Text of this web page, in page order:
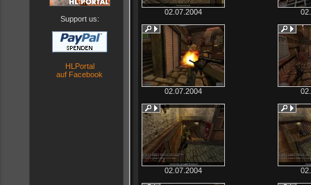
Support us:
HLPortal
auf Facebook
02.07.2004
02.07.2004
02.07.2004